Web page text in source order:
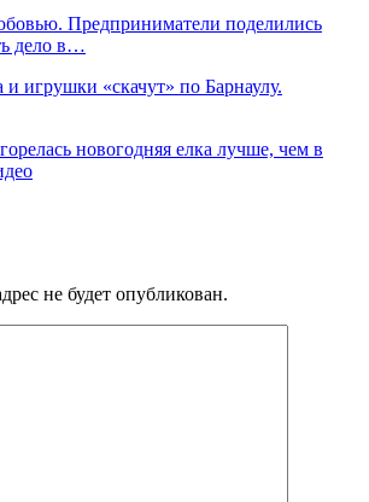
Предприниматели поделились
дело в…
игрушки «скачут» по Барнаулу.
новогодняя елка лучше, чем в
не будет опубликован.